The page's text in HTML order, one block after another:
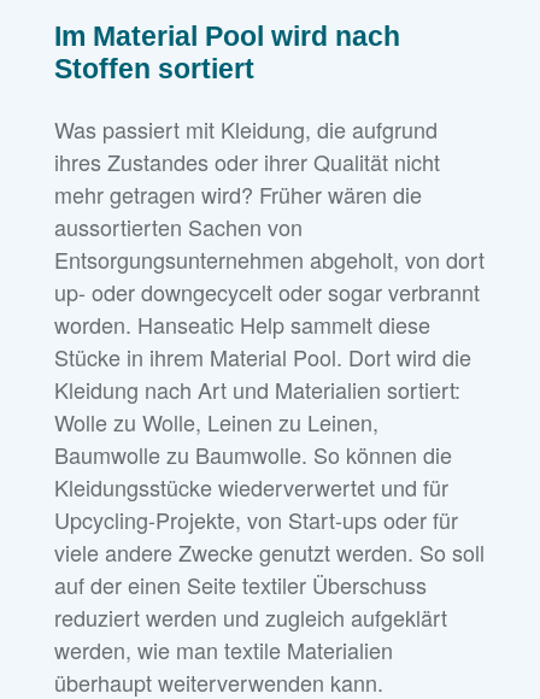
Im Material Pool wird nach
Stoffen sortiert
Was passiert mit Kleidung, die aufgrund
ihres Zustandes oder ihrer Qualität nicht
mehr getragen wird? Früher wären die
aussortierten Sachen von
Entsorgungsunternehmen abgeholt, von dort
up- oder downgecycelt oder sogar verbrannt
worden. Hanseatic Help sammelt diese
Stücke in ihrem Material Pool. Dort wird die
Kleidung nach Art und Materialien sortiert:
Wolle zu Wolle, Leinen zu Leinen,
Baumwolle zu Baumwolle. So können die
Kleidungsstücke wiederverwertet und für
Upcycling-Projekte, von Start-ups oder für
viele andere Zwecke genutzt werden. So soll
auf der einen Seite textiler Überschuss
reduziert werden und zugleich aufgeklärt
werden, wie man textile Materialien
überhaupt weiterverwenden kann.